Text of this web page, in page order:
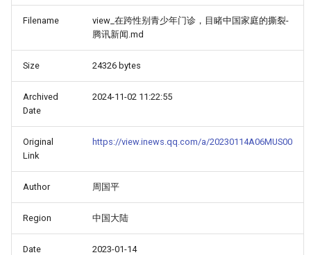
Filename
view_在跨性别青少年门诊，目睹中国家庭的撕裂-
腾讯新闻.md
Size 24326 bytes
Archived
Date
2024-11-02 11:22:55
Original
Link
https://view.inews.qq.com/a/20230114A06MUS00
Author 周国平
Region 中国大陆
Date 2023-01-14